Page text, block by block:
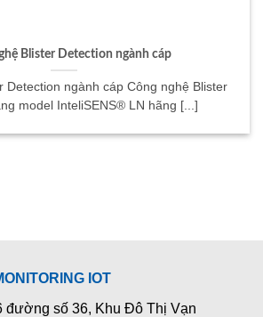
Blister Detection ngành cáp
Detection ngành cáp Công nghệ Blister
model InteliSENS® LN hãng [...]
IOT
đường số 36, Khu Đô Thị Vạn